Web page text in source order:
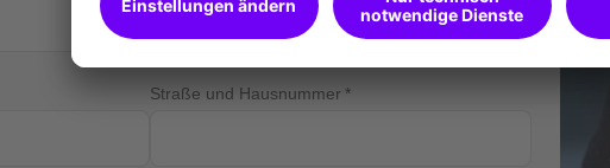
Straße und Hausnummer